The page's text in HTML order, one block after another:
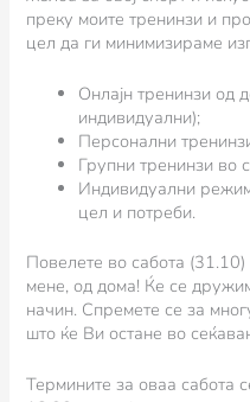
преку моите тренинзи и
цел да ги минимизираме
Онлајн тренинзи од
индивидуални);
Персонални
Групни тренинзи во
Индивидуални
цел и потреби.
Повелете во сабота (31.10)
мене, од дома! Ќе се
начин. Спремете се за
што ќе Ви остане во
Термините за оваа сабота